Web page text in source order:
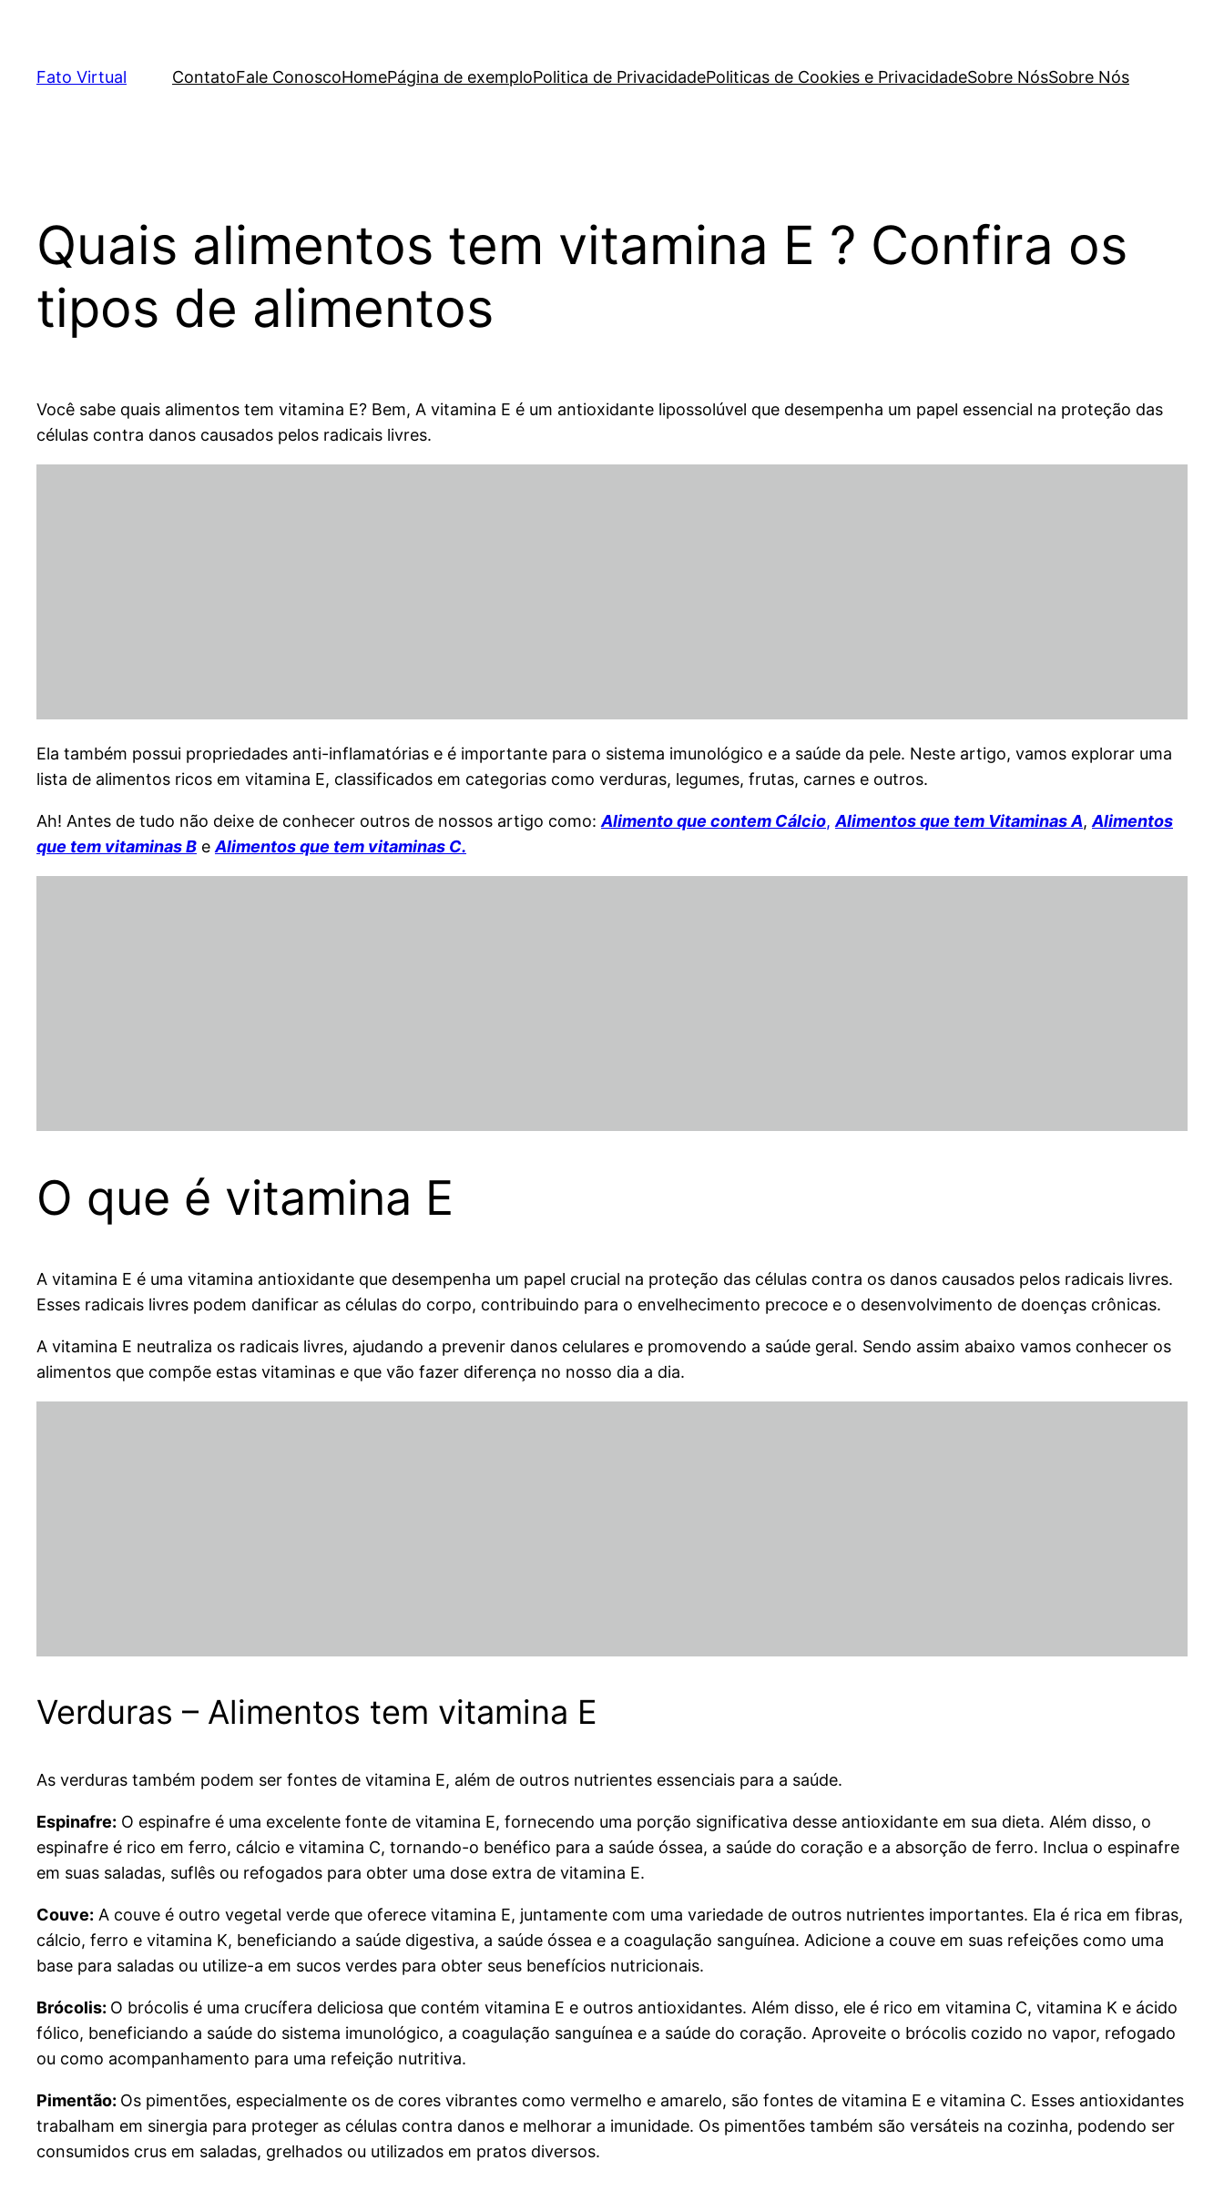
content
Fato Virtual ContatoFale ConoscoHomePágina de exemploPolitica de PrivacidadePoliticas de Cookies e PrivacidadeSobre NósSobre Nós
Quais alimentos tem vitamina E ? Confira os
tipos de alimentos
Você sabe quais alimentos tem vitamina E? Bem, A vitamina E é um antioxidante lipossolúvel que desempenha um papel essencial na proteção das
células contra danos causados pelos radicais livres.
Ela também possui propriedades anti-inflamatórias e é importante para o sistema imunológico e a saúde da pele. Neste artigo, vamos explorar uma
lista de alimentos ricos em vitamina E, classificados em categorias como verduras, legumes, frutas, carnes e outros.
Ah! Antes de tudo não deixe de conhecer outros de nossos artigo como:Alimento que contem Cálcio, Alimentos que tem Vitaminas A,Alimentos
que tem vitaminas B eAlimentos que tem vitaminas C.
O que é vitamina E
A vitamina E é uma vitamina antioxidante que desempenha um papel crucial na proteção das células contra os danos causados pelos radicais livres.
Esses radicais livres podem danificar as células do corpo, contribuindo para o envelhecimento precoce e o desenvolvimento de doenças crônicas.
A vitamina E neutraliza os radicais livres, ajudando a prevenir danos celulares e promovendo a saúde geral. Sendo assim abaixo vamos conhecer os
alimentos que compõe estas vitaminas e que vão fazer diferença no nosso dia a dia.
Verduras – Alimentos tem vitamina E
As verduras também podem ser fontes de vitamina E, além de outros nutrientes essenciais para a saúde.
Espinafre: O espinafre é uma excelente fonte de vitamina E, fornecendo uma porção significativa desse antioxidante em sua dieta. Além disso, o
espinafre é rico em ferro, cálcio e vitamina C, tornando-o benéfico para a saúde óssea, a saúde do coração e a absorção de ferro. Inclua o espinafre
em suas saladas, suflês ou refogados para obter uma dose extra de vitamina E.
Couve: A couve é outro vegetal verde que oferece vitamina E, juntamente com uma variedade de outros nutrientes importantes. Ela é rica em fibras,
cálcio, ferro e vitamina K, beneficiando a saúde digestiva, a saúde óssea e a coagulação sanguínea. Adicione a couve em suas refeições como uma
base para saladas ou utilize-a em sucos verdes para obter seus benefícios nutricionais.
Brócolis: O brócolis é uma crucífera deliciosa que contém vitamina E e outros antioxidantes. Além disso, ele é rico em vitamina C, vitamina K e ácido
fólico, beneficiando a saúde do sistema imunológico, a coagulação sanguínea e a saúde do coração. Aproveite o brócolis cozido no vapor, refogado
ou como acompanhamento para uma refeição nutritiva.
Pimentão: Os pimentões, especialmente os de cores vibrantes como vermelho e amarelo, são fontes de vitamina E e vitamina C. Esses antioxidantes
trabalham em sinergia para proteger as células contra danos e melhorar a imunidade. Os pimentões também são versáteis na cozinha, podendo ser
consumidos crus em saladas, grelhados ou utilizados em pratos diversos.